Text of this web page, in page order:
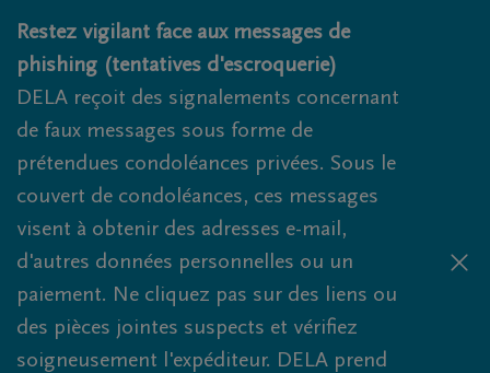
Obituaries.breadcrumbs.SkipLink
Restez vigilant face aux messages de
phishing (tentatives d'escroquerie)
DELA reçoit des signalements concernant
de faux messages sous forme de
prétendues condoléances privées. Sous le
couvert de condoléances, ces messages
visent à obtenir des adresses e-mail,
d'autres données personnelles ou un
paiement. Ne cliquez pas sur des liens ou
des pièces jointes suspects et vérifiez
soigneusement l'expéditeur. DELA prend